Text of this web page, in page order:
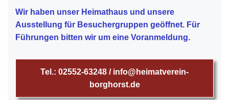
Wir haben unser Heimathaus und unsere
Ausstellung für Besuchergruppen geöffnet. Für
Führungen bitten wir um eine Voranmeldung.
Tel.: 02552-63248 / info@heimatverein-
borghorst.de